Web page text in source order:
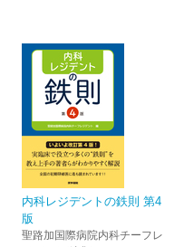
内科レジデントの鉄則 第4
版
聖路加国際病院内科チーフレ